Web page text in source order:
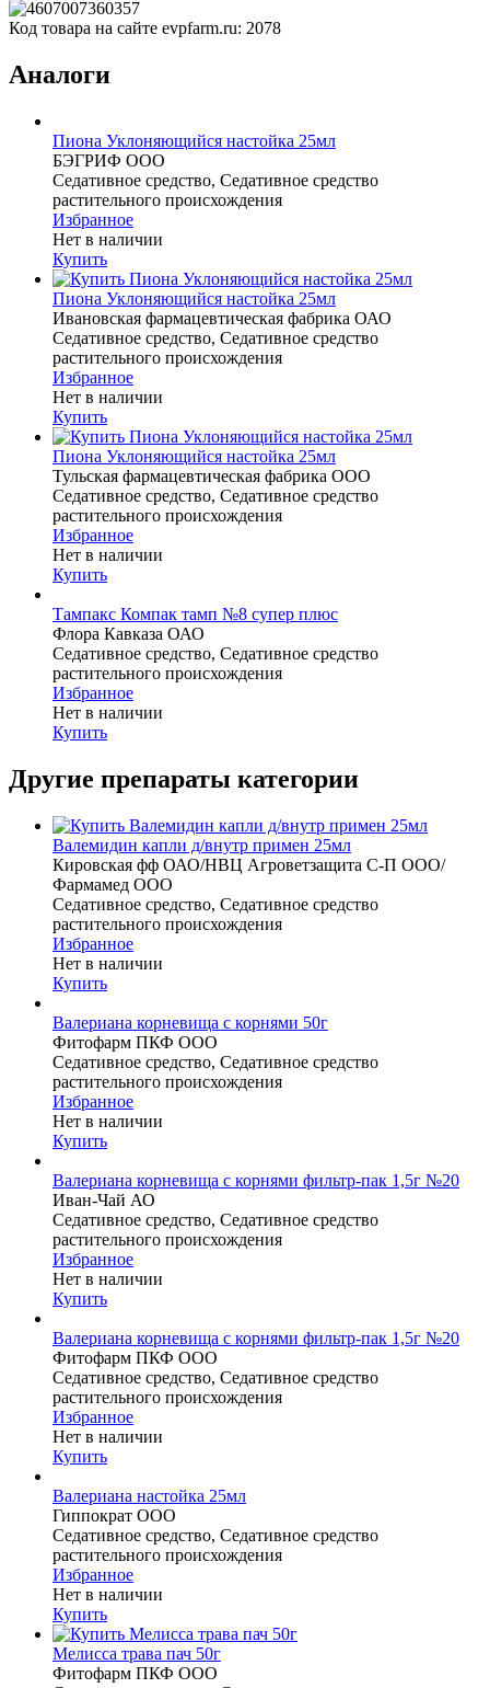
Код товара на сайте evpfarm.ru: 2078
Аналоги
Пиона Уклоняющийся настойка 25мл
БЭГРИФ ООО
Седативное средство, Седативное средство
растительного происхождения
Избранное
Нет в наличии
Купить
Пиона Уклоняющийся настойка 25мл
Ивановская фармацевтическая фабрика ОАО
Седативное средство, Седативное средство
растительного происхождения
Избранное
Нет в наличии
Купить
Пиона Уклоняющийся настойка 25мл
Тульская фармацевтическая фабрика ООО
Седативное средство, Седативное средство
растительного происхождения
Избранное
Нет в наличии
Купить
Тампакс Компак тамп №8 супер плюс
Флора Кавказа ОАО
Седативное средство, Седативное средство
растительного происхождения
Избранное
Нет в наличии
Купить
Другие препараты категории
Валемидин капли д/внутр примен 25мл
Кировская фф ОАО/НВЦ Агроветзащита С-П ООО/
Фармамед ООО
Седативное средство, Седативное средство
растительного происхождения
Избранное
Нет в наличии
Купить
Валериана корневища с корнями 50г
Фитофарм ПКФ ООО
Седативное средство, Седативное средство
растительного происхождения
Избранное
Нет в наличии
Купить
Валериана корневища с корнями фильтр-пак 1,5г №20
Иван-Чай АО
Седативное средство, Седативное средство
растительного происхождения
Избранное
Нет в наличии
Купить
Валериана корневища с корнями фильтр-пак 1,5г №20
Фитофарм ПКФ ООО
Седативное средство, Седативное средство
растительного происхождения
Избранное
Нет в наличии
Купить
Валериана настойка 25мл
Гиппократ ООО
Седативное средство, Седативное средство
растительного происхождения
Избранное
Нет в наличии
Купить
Мелисса трава пач 50г
Фитофарм ПКФ ООО